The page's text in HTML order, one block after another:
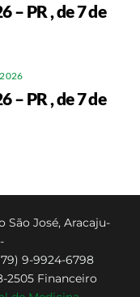
– PR , de 7 de
– PR , de 7 de
São José, Aracaju-
9-9924-6798
2505 Financeiro